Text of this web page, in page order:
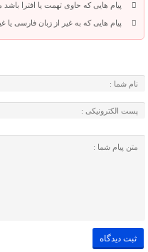
پیام هایی که حاوی تهمت یا افترا
پیام هایی که به غیر از زبان فارسی